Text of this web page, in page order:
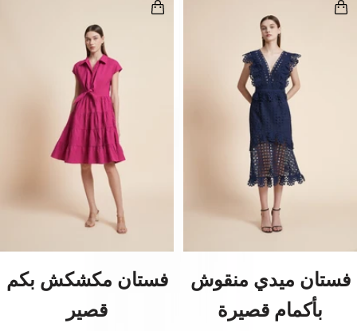
فستان ميدي منقوش
بأكمام قصيرة
فستان مكشكش بكم
قصير